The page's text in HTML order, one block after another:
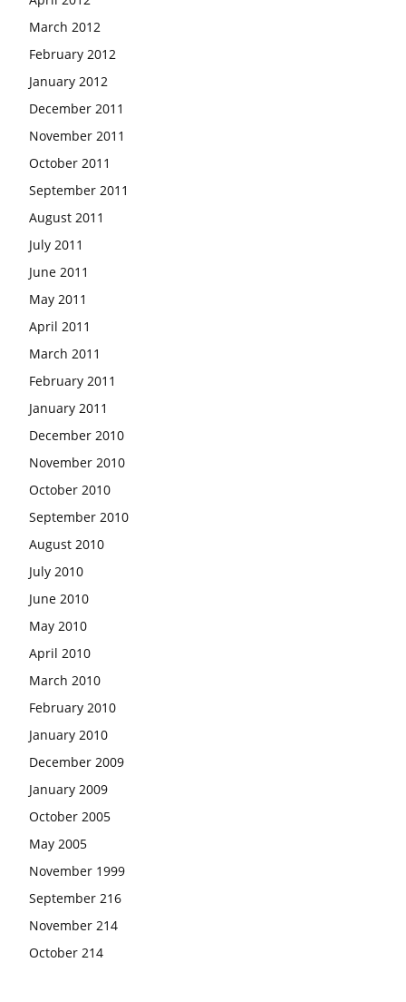
March 2012
February 2012
January 2012
December 2011
November 2011
October 2011
September 2011
August 2011
July 2011
June 2011
May 2011
April 2011
March 2011
February 2011
January 2011
December 2010
November 2010
October 2010
September 2010
August 2010
July 2010
June 2010
May 2010
April 2010
March 2010
February 2010
January 2010
December 2009
January 2009
October 2005
May 2005
November 1999
September 216
November 214
October 214